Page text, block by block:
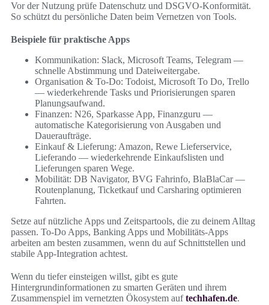
Vor der Nutzung prüfe Datenschutz und DSGVO-Konformität.
So schützt du persönliche Daten beim Vernetzen von Tools.
Beispiele für praktische Apps
Kommunikation: Slack, Microsoft Teams, Telegram —
schnelle Abstimmung und Dateiweitergabe.
Organisation & To‑Do: Todoist, Microsoft To Do, Trello
— wiederkehrende Tasks und Priorisierungen sparen
Planungsaufwand.
Finanzen: N26, Sparkasse App, Finanzguru —
automatische Kategorisierung von Ausgaben und
Daueraufträge.
Einkauf & Lieferung: Amazon, Rewe Lieferservice,
Lieferando — wiederkehrende Einkaufslisten und
Lieferungen sparen Wege.
Mobilität: DB Navigator, BVG Fahrinfo, BlaBlaCar —
Routenplanung, Ticketkauf und Carsharing optimieren
Fahrten.
Setze auf nützliche Apps und Zeitspartools, die zu deinem Alltag
passen. To‑Do Apps, Banking Apps und Mobilitäts-Apps
arbeiten am besten zusammen, wenn du auf Schnittstellen und
stabile App-Integration achtest.
Wenn du tiefer einsteigen willst, gibt es gute
Hintergrundinformationen zu smarten Geräten und ihrem
Zusammenspiel im vernetzten Ökosystem auftechhafen.de.